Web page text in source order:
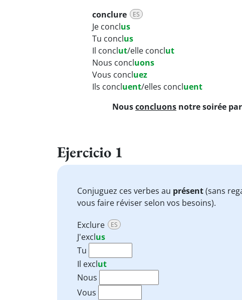
conclure
ES
Je conclus
Tu conclus
Il conclut/elle conclut
Nous concluons
Vous concluez
Ils concluent/elles concluent
Nousconcluons notre soirée
Ejercicio 1
Conjuguez ces verbes au présent(sans
vous faire réviser selon vos besoins).
Exclure
ES
J'exclus
Tu
Il exclut
Nous
Vous